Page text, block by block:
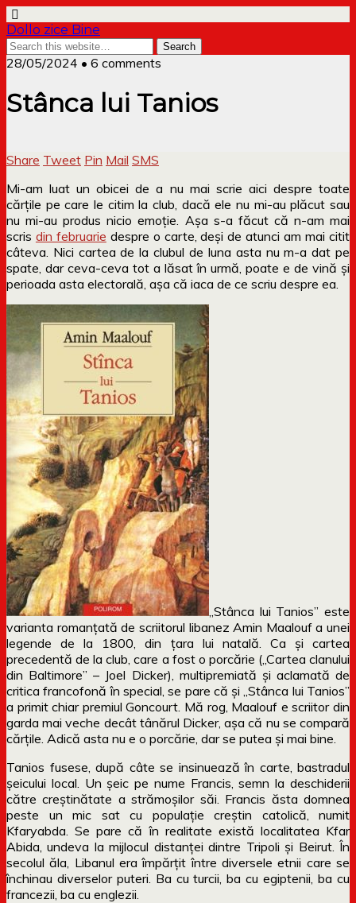
Dollo zice Bine
28/05/2024 • 6 comments
Stânca lui Tanios
Share Tweet Pin Mail SMS
Mi-am luat un obicei de a nu mai scrie aici despre toate
cărțile pe care le citim la club, dacă ele nu mi-au plăcut sau
nu mi-au produs nicio emoție. Așa s-a făcut că n-am mai
scris din februarie despre o carte, deși de atunci am mai citit
câteva. Nici cartea de la clubul de luna asta nu m-a dat pe
spate, dar ceva-ceva tot a lăsat în urmă, poate e de vină și
perioada asta electorală, așa că iaca de ce scriu despre ea.
„Stânca lui Tanios” este
varianta romanțată de scriitorul libanez Amin Maalouf a unei
legende de la 1800, din țara lui natală. Ca și cartea
precedentă de la club, care a fost o porcărie („Cartea clanului
din Baltimore” – Joel Dicker), multipremiată și aclamată de
critica francofonă în special, se pare că și „Stânca lui Tanios”
a primit chiar premiul Goncourt. Mă rog, Maalouf e scriitor din
garda mai veche decât tânărul Dicker, așa că nu se compară
cărțile. Adică asta nu e o porcărie, dar se putea și mai bine.
Tanios fusese, după câte se insinuează în carte, bastradul
șeicului local. Un șeic pe nume Francis, semn la deschiderii
către creștinătate a strămoșilor săi. Francis ăsta domnea
peste un mic sat cu populație creștin catolică, numit
Kfaryabda. Se pare că în realitate există localitatea Kfar
Abida, undeva la mijlocul distanței dintre Tripoli și Beirut. În
secolul ăla, Libanul era împărțit între diversele etnii care se
închinau diverselor puteri. Ba cu turcii, ba cu egiptenii, ba cu
francezii, ba cu englezii.